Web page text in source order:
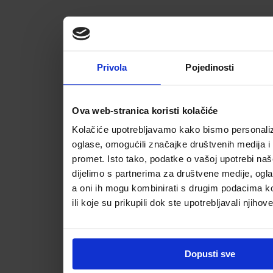
Privola Pojedinosti
Ova web-stranica koristi kolačiće
Kolačiće upotrebljavamo kako bismo
oglase, omogućili značajke društvenih medija i
promet. Isto tako, podatke o vašoj upotrebi
dijelimo s partnerima za društvene medije,
a oni ih mogu kombinirati s drugim podacima
ili koje su prikupili dok ste upotrebljavali
Dopusti sve